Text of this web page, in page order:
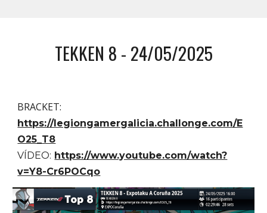
TEKKEN 8 - 24/05/2025
BRACKET:
https://legiongamergalicia.challonge.com/E
O25_T8
VÍDEO: https://www.youtube.com/watch?
v=Y8-Cr6POCqo